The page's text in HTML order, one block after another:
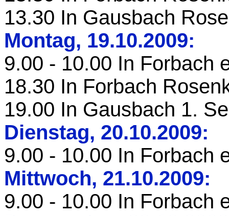
13.30 In Gausbach
Montag, 19.10.2009:
9.00 - 10.00 In Forbach
18.30 In Forbach
19.00 In Gausbach 1.
Dienstag, 20.10.2009:
9.00 - 10.00 In Forbach
Mittwoch, 21.10.2009:
9.00 - 10.00 In Forbach